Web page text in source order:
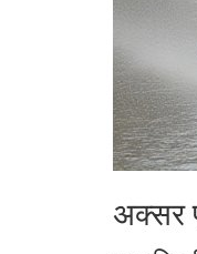
अक्सर